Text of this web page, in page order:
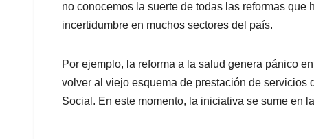
no conocemos la suerte de todas las reformas
incertidumbre en muchos sectores del país.
Por ejemplo, la reforma a la salud genera pánico
volver al viejo esquema de prestación de
Social. En este momento, la iniciativa se sume en